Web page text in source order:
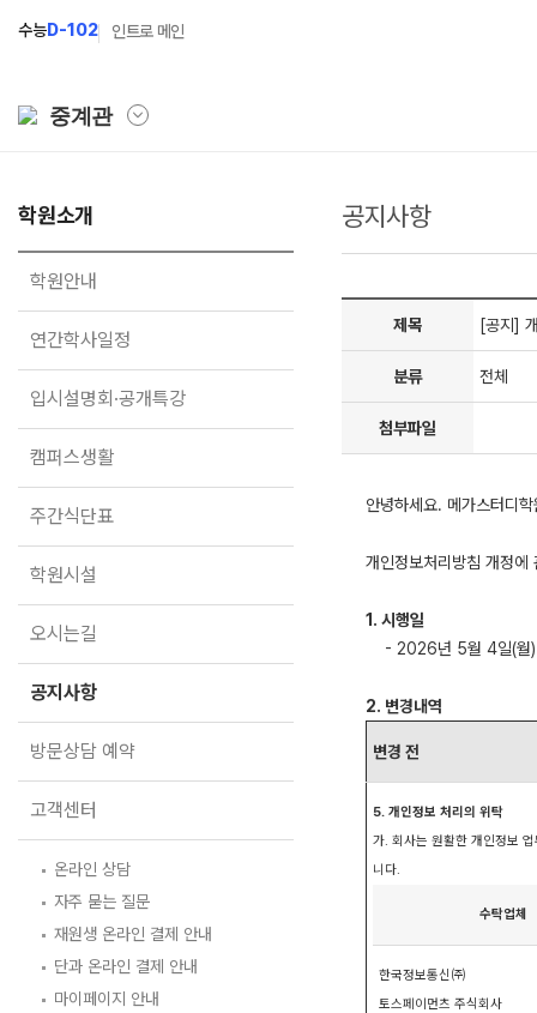
수능D-102 인트로 메인
중계관
학원소개
학원안내
연간학사일정
캠퍼스생활
주간식단표
학원시설
오시는길
공지사항
방문상담 예약
고객센터
온라인 상담
자주 묻는 질문
마이페이지 안내
N Class
2027 파이널 정규반
2027 N수 정규반
2027 반수반
2027 지역의사제 특별반
학원소개
학원안내
연간학사일정
입시설명회·공개특강
캠퍼스생활
주간식단표
학원시설
오시는길
공지사항
방문상담 예약
고객센터
온라인 상담
자주 묻는 질문
재원생 온라인 결제 안내
단과 온라인 결제 안내
마이페이지 안내
공지사항
제목 [공지]
분류 전체
첨부파일
안녕하세요. 메가스터디
개인정보처리방침 개정에
1. 시행일
- 2026년 5월 4일(월)
2. 변경내역
변경 전
5. 개인정보 처리의 위탁
가. 회사는 원활한 개인정보
니다.
수탁업체
한국정보통신㈜
토스페이먼츠 주식회사